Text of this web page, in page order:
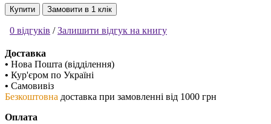
Купити Замовити в 1 клік
0 відгуків /Залишити відгук на книгу
Доставка
• Нова Пошта (відділення)
• Кур'єром по Україні
• Самовивіз
Безкоштовна доставка при замовленні від 1000 грн
Оплата